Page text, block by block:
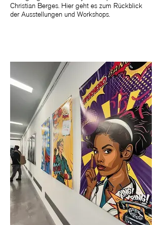
Christian Berges. Hier geht es zum Rückblick
der Ausstellungen und Workshops.